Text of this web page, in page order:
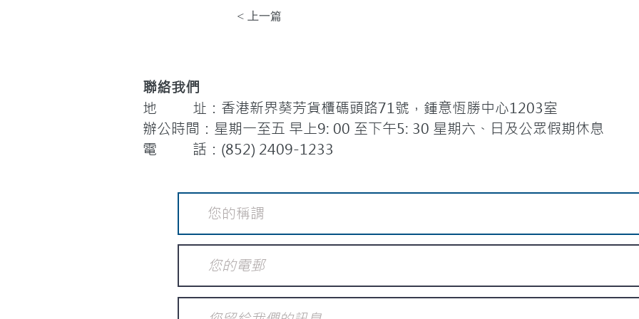
< 上一篇
聯絡我們
地 址：香港新界葵芳貨櫃碼頭路71號，鍾意恆勝中心1203室
辦公時間：星期一至五 早上9: 00 至下午5: 30 星期六、日及公眾假期休息
電 話：(852) 2409-1233